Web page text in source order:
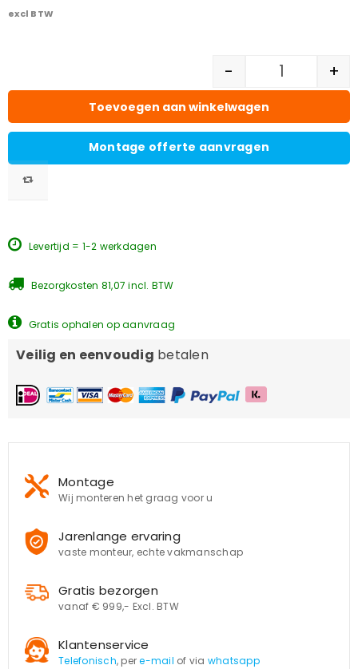
excl BTW
- +
Toevoegen aan winkelwagen
Montage offerte aanvragen
Levertijd = 1-2 werkdagen
Bezorgkosten 81,07 incl. BTW
Gratis ophalen op aanvraag
Veilig en eenvoudig betalen
Montage
Wij monteren het graag voor u
Jarenlange ervaring
vaste monteur, echte vakmanschap
Gratis bezorgen
vanaf € 999,- Excl. BTW
Klantenservice
Telefonisch, pere-mail of via whatsapp